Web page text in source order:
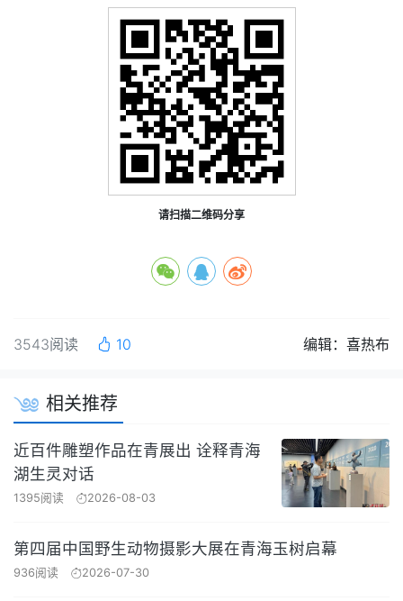
请扫描二维码分享
3543阅读 10 编辑：喜热布
相关推荐
近百件雕塑作品在青展出 诠释青海
湖生灵对话
1395阅读 2026-08-03
第四届中国野生动物摄影大展在青海玉树启幕
936阅读 2026-07-30